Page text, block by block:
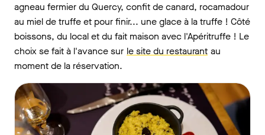
agneau fermier du Quercy, confit de canard, rocamadour
au miel de truffe et pour finir... une glace à la truffe ! Côté
boissons, du local et du fait maison avec l'Apéritruffe ! Le
choix se fait à l'avance sur le site du restaurant au
moment de la réservation.